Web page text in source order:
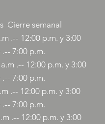
Cierre semanal
.-- 12:00 p.m. y 3:00
.-- 7:00 p.m.
a.m .-- 12:00 p.m. y 3:00
.-- 7:00 p.m.
.-- 12:00 p.m. y 3:00
.-- 7:00 p.m.
.-- 12:00 p.m. y 3:00